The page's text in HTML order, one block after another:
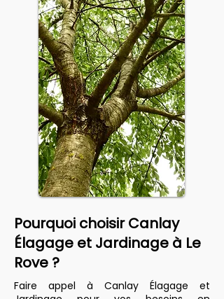
Pourquoi choisir Canlay
Élagage et Jardinage à Le
Rove ?
Faire appel à Canlay Élagage et